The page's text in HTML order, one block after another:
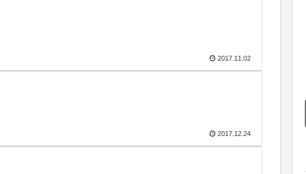
2017.11.02
2017.12.24